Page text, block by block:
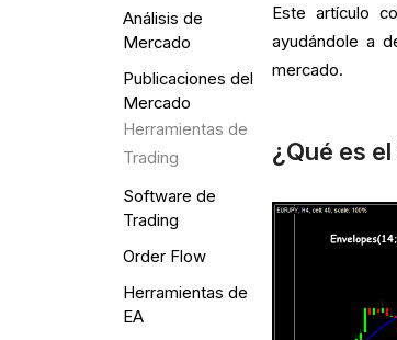
Análisis de
Mercado
Publicaciones del
Mercado
Herramientas de
Trading
Software de
Trading
Order Flow
Herramientas de
EA
Este artículo
ayudándole a
mercado.
¿Qué es